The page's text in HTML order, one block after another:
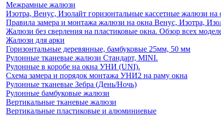
Межрамные жалюзи
Изотра, Венус, Изолайт горизонтальные кассетные жалюзи на
Правила замера и монтажа жалюзи на окна Венус, Изотра,
Жалюзи без сверления на пластиковые окна. Обзор всех
Жалюзи для арки
Горизонтальные деревянные, бамбуковые 25мм, 50 мм
Рулонные тканевые жалюзи Стандарт, MINI.
Рулонные в коробе на окна УНИ (UNI).
Схема замера и порядок монтажа УНИ2 на раму окна
Рулонные тканевые Зебра (День/Ночь)
Рулонные бамбуковые жалюзи
Вертикальные тканевые жалюзи
Вертикальные пластиковые и алюминиевые